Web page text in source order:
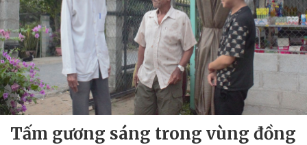
Tấm gương sáng trong vùng đồng